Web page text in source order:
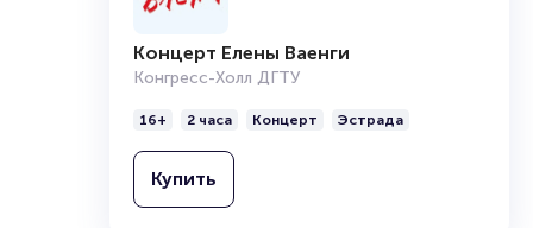
Концерт Елены Ваенги
Конгресс-Холл ДГТУ
16+ 2 часа Концерт Эстрада
Купить